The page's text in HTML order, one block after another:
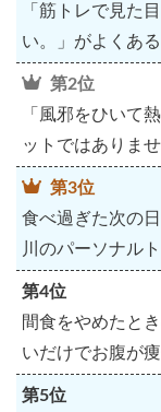
「筋トレで見た
い。」がよくあ
第2位
「風邪をひいて
ットではありま
第3位
食べ過ぎた次の
川のパーソナル
第4位
間食をやめたと
いだけでお腹が痩
第5位